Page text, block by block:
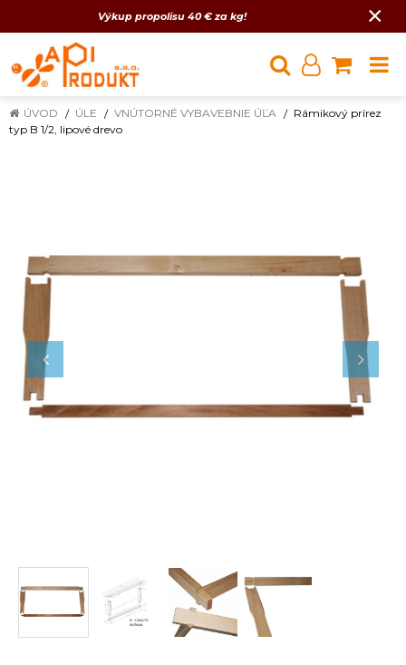
Výkup propolisu 40 € za kg! ×
ÚVOD ÚLE VNÚTORNÉ VYBAVEBNIE ÚĽA
Rámikový prírez
typ B 1/2, lipové drevo